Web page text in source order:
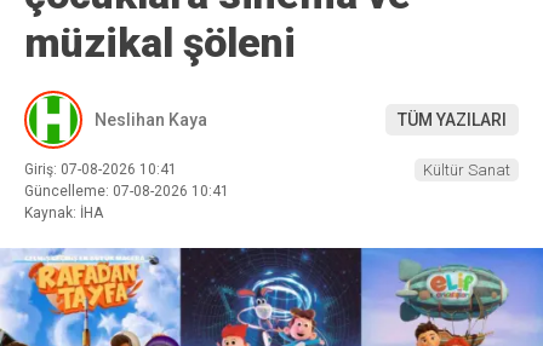
müzikal şöleni
Neslihan Kaya TÜM YAZILARI
Giriş: 07-08-2026 10:41
Güncelleme: 07-08-2026 10:41
Kaynak: İHA
Kültür Sanat